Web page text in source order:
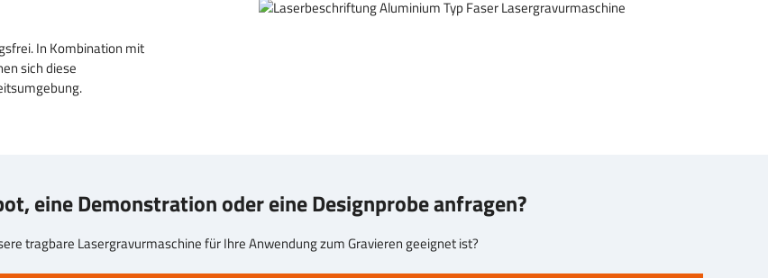
In Kombination mit
sich diese
eine Demonstration oder eine Designprobe anfragen?
tragbare Lasergravurmaschine für Ihre Anwendung zum Gravieren geeignet ist?